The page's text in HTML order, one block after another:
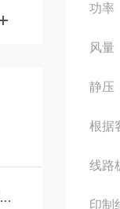
功率
风量
静压
根据
线路
印制